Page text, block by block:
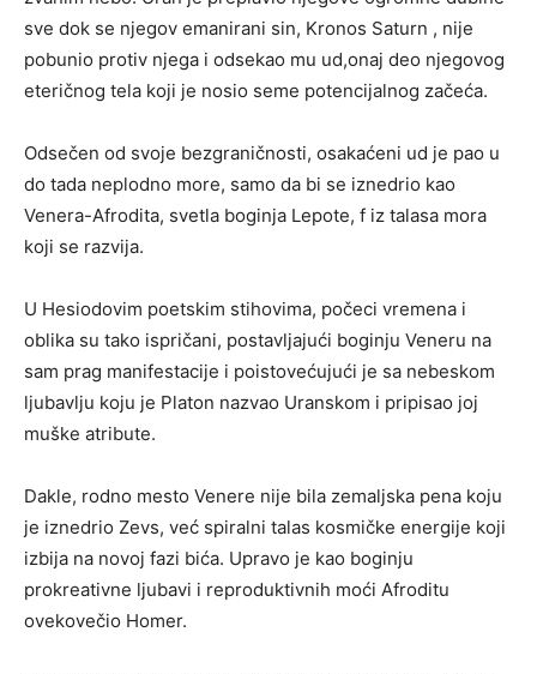
sve dok se njegov emanirani sin, Kronos Saturn , nije
pobunio protiv njega i odsekao mu ud,onaj deo njegovog
eteričnog tela koji je nosio seme potencijalnog začeća.
Odsečen od svoje bezgraničnosti, osakaćeni ud je pao u
do tada neplodno more, samo da bi se iznedrio kao
Venera-Afrodita, svetla boginja Lepote, f iz talasa mora
koji se razvija.
U Hesiodovim poetskim stihovima, počeci vremena i
oblika su tako ispričani, postavljajući boginju Veneru na
sam prag manifestacije i poistovećujući je sa nebeskom
ljubavlju koju je Platon nazvao Uranskom i pripisao joj
muške atribute.
Dakle, rodno mesto Venere nije bila zemaljska pena koju
je iznedrio Zevs, već spiralni talas kosmičke energije koji
izbija na novoj fazi bića. Upravo je kao boginju
prokreativne ljubavi i reproduktivnih moći Afroditu
ovekovečio Homer.